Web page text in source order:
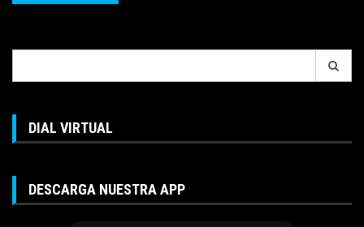
for:
DIAL VIRTUAL
DESCARGA NUESTRA APP